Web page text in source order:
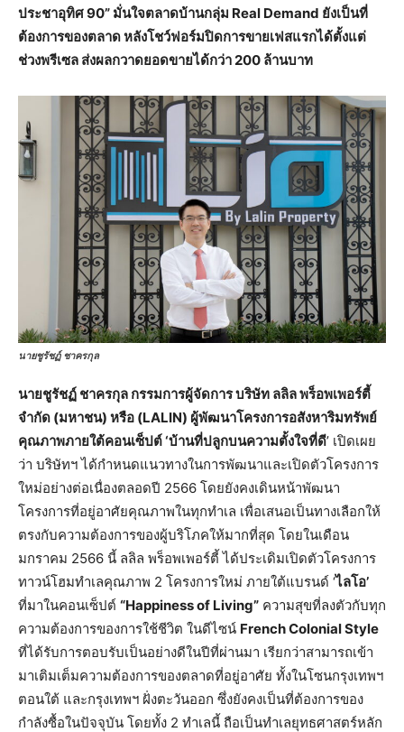
ประชาอุทิศ 90” มั่นใจตลาดบ้านกลุ่ม Real Demand ยังเป็นที่
ต้องการของตลาด หลังโชว์ฟอร์มปิดการขายเฟสแรกได้ตั้งแต่
ช่วงพรีเซล ส่งผลกวาดยอดขายได้กว่า 200 ล้านบาท
นายชูรัชฏ์ ชาครกุล
นายชูรัชฏ์ ชาครกุล กรรมการผู้จัดการ บริษัท ลลิล พร็อพเพอร์ตี้
จำกัด (มหาชน) หรือ (LALIN) ผู้พัฒนาโครงการอสังหาริมทรัพย์
คุณภาพภายใต้คอนเซ็ปต์ ‘บ้านที่ปลูกบนความตั้งใจที่ดี’ เปิดเผย
ว่า บริษัทฯ ได้กำหนดแนวทางในการพัฒนาและเปิดตัวโครงการ
ใหม่อย่างต่อเนื่องตลอดปี 2566 โดยยังคงเดินหน้าพัฒนา
โครงการที่อยู่อาศัยคุณภาพในทุกทำเล เพื่อเสนอเป็นทางเลือกให้
ตรงกับความต้องการของผู้บริโภคให้มากที่สุด โดยในเดือน
มกราคม 2566 นี้ ลลิล พร็อพเพอร์ตี้ ได้ประเดิมเปิดตัวโครงการ
ทาวน์โฮมทำเลคุณภาพ 2 โครงการใหม่ ภายใต้แบรนด์ ‘ไลโอ’
ที่มาในคอนเซ็ปต์ “Happiness of Living” ความสุขที่ลงตัวกับทุก
ความต้องการของการใช้ชีวิต ในดีไซน์ French Colonial Style
ที่ได้รับการตอบรับเป็นอย่างดีในปีที่ผ่านมา เรียกว่าสามารถเข้า
มาเติมเต็มความต้องการของตลาดที่อยู่อาศัย ทั้งในโซนกรุงเทพฯ
ตอนใต้ และกรุงเทพฯ ฝั่งตะวันออก ซึ่งยังคงเป็นที่ต้องการของ
กำลังซื้อในปัจจุบัน โดยทั้ง 2 ทำเลนี้ ถือเป็นทำเลยุทธศาสตร์หลัก